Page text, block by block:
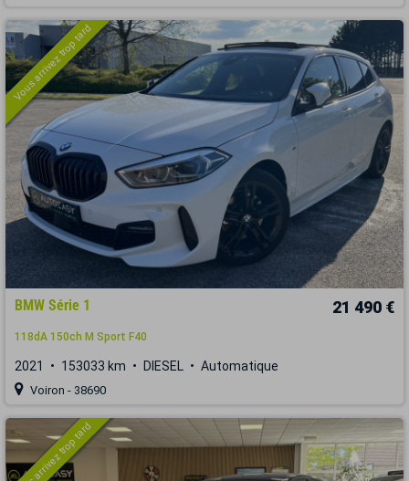
Vous arrivez trop tard
BMW Série 1 21 490 €
118dA 150ch M Sport F40
2021 153033 km DIESEL Automatique
Voiron - 38690
Vous arrivez trop tard